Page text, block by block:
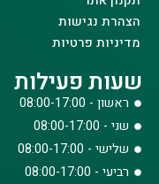
הצהרת נגישות
מדיניות פרטיות
שעות פעילות
ראשון - 08:00-17:00
שני - 08:00-17:00
שלישי - 08:00-17:00
רביעי - 08:00-17:00